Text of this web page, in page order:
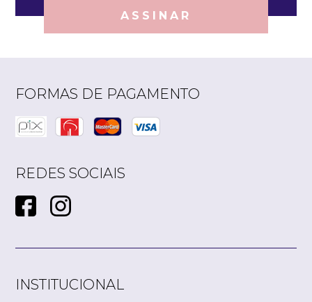
ASSINAR
FORMAS DE PAGAMENTO
REDES SOCIAIS
INSTITUCIONAL